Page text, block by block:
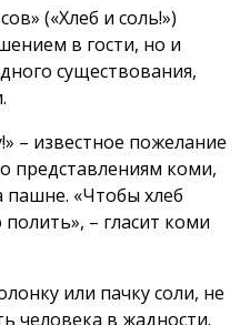
(«Хлеб и соль!»)
в гости, но и
существования,
– известное пожелание
представлениям коми,
пашне. «Чтобы хлеб
– гласит коми
или пачку соли, не
человека в жадности.